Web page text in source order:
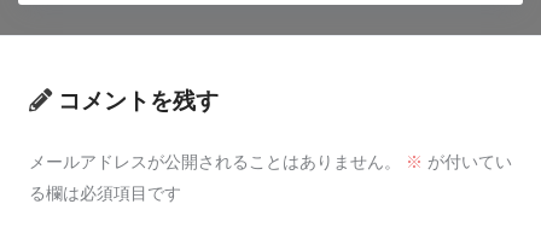
コメントを残す
メールアドレスが公開されることはありません。 ※ が付いてい
る欄は必須項目です